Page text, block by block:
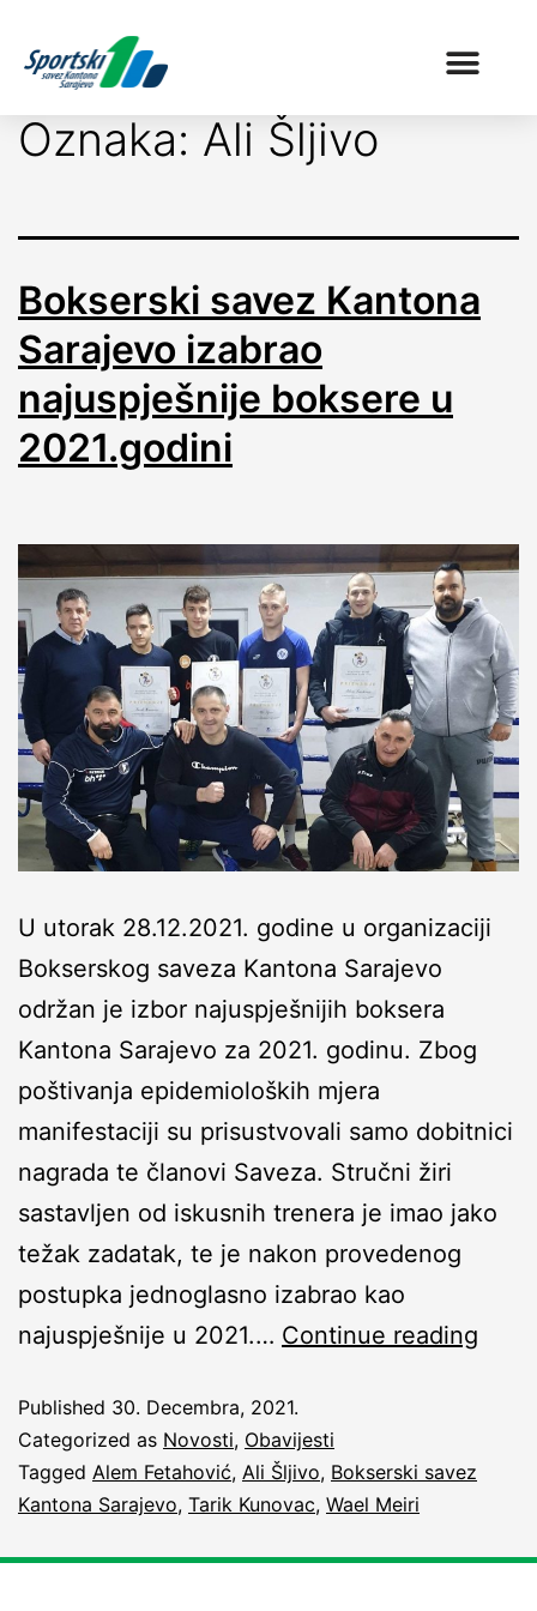
Oznaka: Ali Šljivo
Bokserski savez Kantona
Sarajevo izabrao
najuspješnije boksere u
2021.godini
U utorak 28.12.2021. godine u organizaciji
Bokserskog saveza Kantona Sarajevo
održan je izbor najuspješnijih boksera
Kantona Sarajevo za 2021. godinu. Zbog
poštivanja epidemioloških mjera
manifestaciji su prisustvovali samo dobitnici
nagrada te članovi Saveza. Stručni žiri
sastavljen od iskusnih trenera je imao jako
težak zadatak, te je nakon provedenog
postupka jednoglasno izabrao kao
najuspješnije u 2021.… Continue reading
Published 30. Decembra, 2021.
Categorized as Novosti, Obavijesti
Tagged Alem Fetahović, Ali Šljivo, Bokserski savez
Kantona Sarajevo, Tarik Kunovac, Wael Meiri